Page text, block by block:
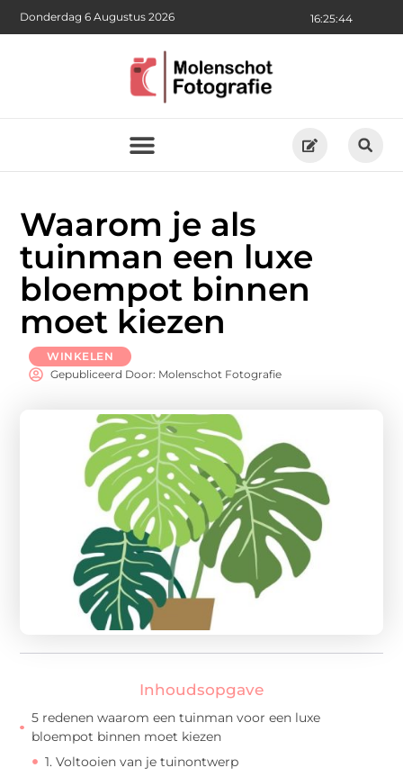
16:25:46
Donderdag 6 Augustus 2026
Waarom je als
tuinman een luxe
bloempot binnen
moet kiezen
WINKELEN
Gepubliceerd Door: Molenschot Fotografie
Inhoudsopgave
5 redenen waarom een tuinman voor een luxe
bloempot binnen moet kiezen
1. Voltooien van je tuinontwerp